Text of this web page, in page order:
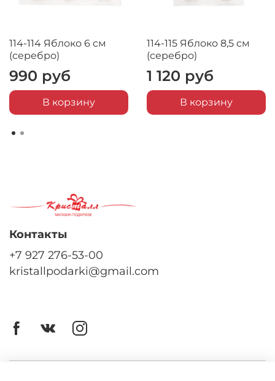
114-114 Яблоко 6 см
(серебро)
990 руб
В корзину
114-115 Яблоко 8,5 см
(серебро)
1 120 руб
В корзину
Контакты
+7 927 276-53-00
kristallpodarki@gmail.com